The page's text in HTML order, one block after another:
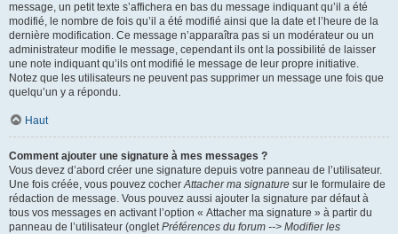
message, un petit texte s’affichera en bas du message indiquant qu’il a été
modifié, le nombre de fois qu’il a été modifié ainsi que la date et l’heure de la
dernière modification. Ce message n’apparaîtra pas si un modérateur ou un
administrateur modifie le message, cependant ils ont la possibilité de laisser
une note indiquant qu’ils ont modifié le message de leur propre initiative.
Notez que les utilisateurs ne peuvent pas supprimer un message une fois que
quelqu’un y a répondu.
Haut
Comment ajouter une signature à mes messages ?
Vous devez d’abord créer une signature depuis votre panneau de l’utilisateur.
Une fois créée, vous pouvez cocherAttacher ma signature sur le formulaire de
rédaction de message. Vous pouvez aussi ajouter la signature par défaut à
tous vos messages en activant l’option « Attacher ma signature » à partir du
panneau de l’utilisateur (ongletPréférences du forum --> Modifier les